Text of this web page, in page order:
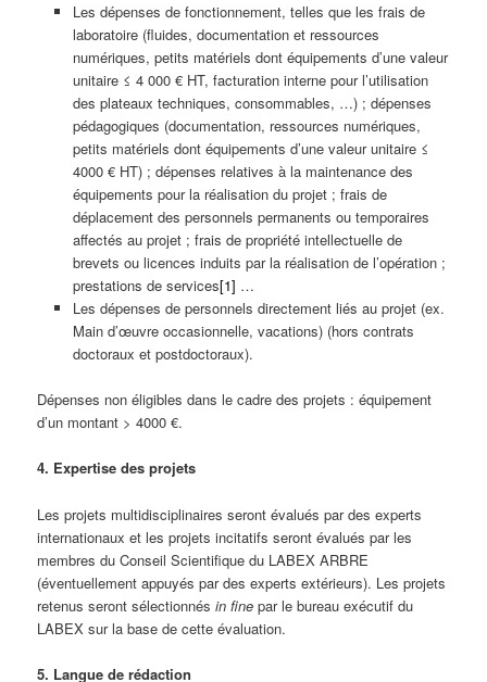
Les dépenses de fonctionnement, telles que les frais de
laboratoire (fluides, documentation et ressources
numériques, petits matériels dont équipements d’une valeur
unitaire ≤ 4 000 € HT, facturation interne pour l’utilisation
des plateaux techniques, consommables, …) ; dépenses
pédagogiques (documentation, ressources numériques,
petits matériels dont équipements d’une valeur unitaire ≤
4000 € HT) ; dépenses relatives à la maintenance des
équipements pour la réalisation du projet ; frais de
déplacement des personnels permanents ou temporaires
affectés au projet ; frais de propriété intellectuelle de
brevets ou licences induits par la réalisation de l’opération ;
prestations de services[1] …
Les dépenses de personnels directement liés au projet (ex.
Main d’œuvre occasionnelle, vacations) (hors contrats
doctoraux et postdoctoraux).
Dépenses non éligibles dans le cadre des projets : équipement
d’un montant > 4000 €.
4. Expertise des projets
Les projets multidisciplinaires seront évalués par des experts
internationaux et les projets incitatifs seront évalués par les
membres du Conseil Scientifique du LABEX ARBRE
(éventuellement appuyés par des experts extérieurs). Les projets
retenus seront sélectionnésin fine par le bureau exécutif du
LABEX sur la base de cette évaluation.
5. Langue de rédaction